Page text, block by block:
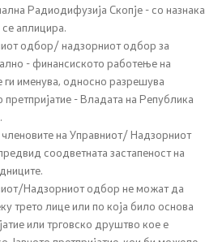
Радиодифузија Скопје -со назнака
се аплицира.
одбор/надзорниотодбор за
- финансиското работењена
ги именува, односно разрешува
претпријатие - Владата на Република
на Управниот/ Надзорниот
соодветната застапеност на
/Надзорниотодбор не можат да
трето лицеили по која било основа
или трговско друштво кое е